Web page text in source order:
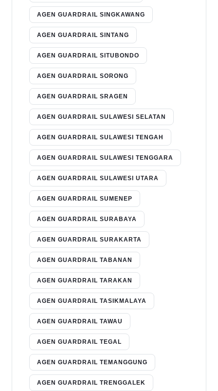
AGEN GUARDRAIL SINGKAWANG
AGEN GUARDRAIL SINTANG
AGEN GUARDRAIL SITUBONDO
AGEN GUARDRAIL SORONG
AGEN GUARDRAIL SRAGEN
AGEN GUARDRAIL SULAWESI SELATAN
AGEN GUARDRAIL SULAWESI TENGAH
AGEN GUARDRAIL SULAWESI TENGGARA
AGEN GUARDRAIL SULAWESI UTARA
AGEN GUARDRAIL SUMENEP
AGEN GUARDRAIL SURABAYA
AGEN GUARDRAIL SURAKARTA
AGEN GUARDRAIL TABANAN
AGEN GUARDRAIL TARAKAN
AGEN GUARDRAIL TASIKMALAYA
AGEN GUARDRAIL TAWAU
AGEN GUARDRAIL TEGAL
AGEN GUARDRAIL TEMANGGUNG
AGEN GUARDRAIL TRENGGALEK